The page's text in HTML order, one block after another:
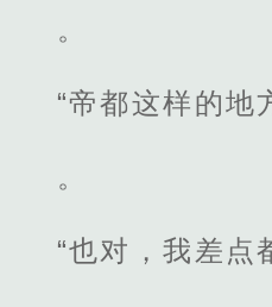
。
“帝都这样的地
。
“也对，我差点